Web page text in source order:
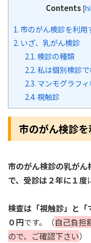
Contents [
1.市のがん検診を利用
2. いざ、乳がん検診
2.1.検診の種類
2.2.私は個別検診
2.3. マンモグラフ
2.4.視触診
市のがん検診
市のがん検診の乳が
で、受診は２年に１度
検査は「視触診」と「
０円です。（自己負担
ので、ご確認下さい）